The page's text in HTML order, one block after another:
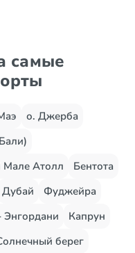
самые
о. Джерба
Мале Атолл
Бентота
Дубай
Фуджейра
Энгордани
Капрун
берег